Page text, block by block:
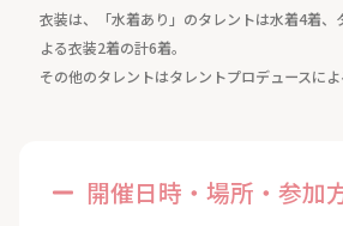
衣装は、「水着あり」のタレントは水着4着、
よる衣装2着の計6着。
その他のタレントはタレントプロデュースによ
開催日時・場所・参加